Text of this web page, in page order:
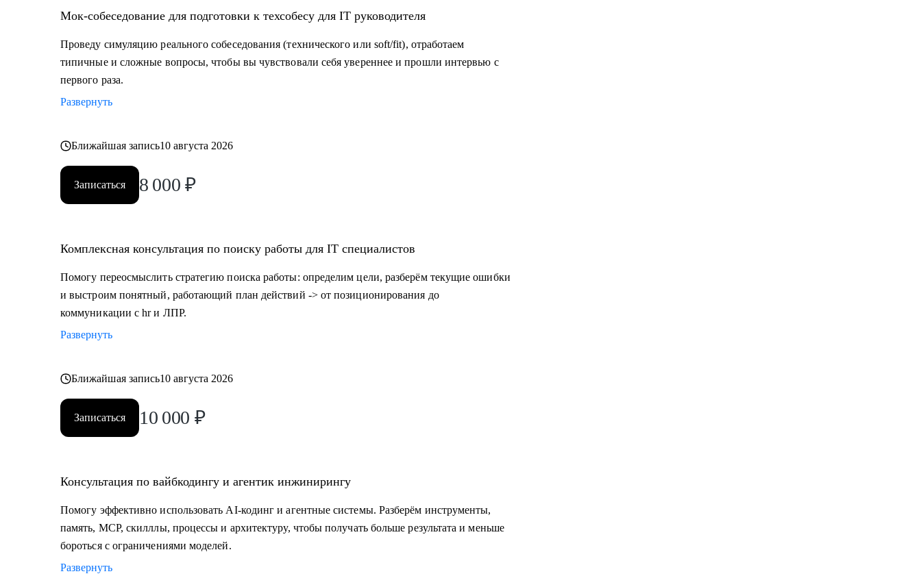
Мок-собеседование для подготовки к техсобесу для IT руководителя
Проведу симуляцию реального собеседования (технического или soft/fit), отработаем
типичные и сложные вопросы, чтобы вы чувствовали себя увереннее и прошли интервью с
первого раза.
Развернуть
Ближайшая запись10 августа 2026
Записаться 8 000 ₽
Комплексная консультация по поиску работы для IT специалистов
Помогу переосмыслить стратегию поиска работы: определим цели, разберём текущие ошибки
и выстроим понятный, работающий план действий -> от позиционирования до
коммуникации с hr и ЛПР.
Развернуть
Ближайшая запись10 августа 2026
Записаться 10 000 ₽
Консультация по вайбкодингу и агентик инжинирингу
Помогу эффективно использовать AI-кодинг и агентные системы. Разберём инструменты,
память, MCP, скилллы, процессы и архитектуру, чтобы получать больше результата и меньше
бороться с ограничениями моделей.
Развернуть